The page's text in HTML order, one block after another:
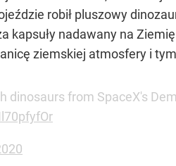
robił pluszowy
kapsuły nadawany na
ziemskiej atmosfery i
dinosaurs from SpaceX's